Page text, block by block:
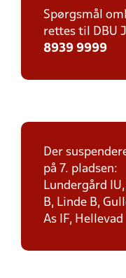
Spørgsmål
rettes til DBU
8939 9999
Der
på 7. pladsen:
Lundergård
B, Linde B,
As IF,